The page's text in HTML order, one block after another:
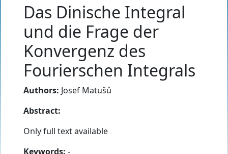
Das Dinische Integral
und die Frage der
Konvergenz des
Fourierschen Integrals
Authors: Josef Matušů
Abstract:
Only full text available
Keywords: -